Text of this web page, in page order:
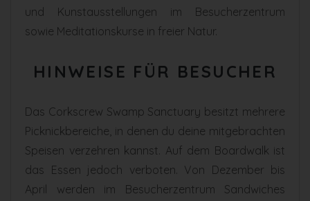
und Kunstausstellungen im Besucherzentrum
sowie Meditationskurse in freier Natur.
HINWEISE FÜR BESUCHER
Das Corkscrew Swamp Sanctuary besitzt mehrere
Picknickbereiche, in denen du deine mitgebrachten
Speisen verzehren kannst. Auf dem Boardwalk ist
das Essen jedoch verboten. Von Dezember bis
April werden im Besucherzentrum Sandwiches